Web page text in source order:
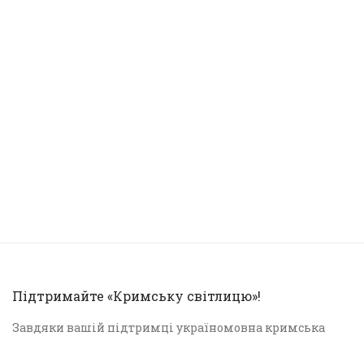
Підтримайте «Кримську світлицю»!
Завдяки вашій підтримці україномовна кримська